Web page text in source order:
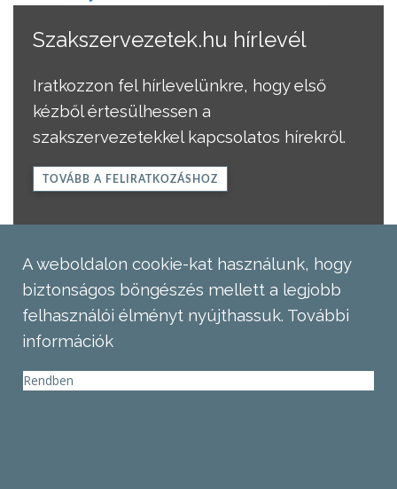
Szakszervezetek.hu hírlevél
Iratkozzon fel hírlevelünkre, hogy első
kézből értesülhessen a
szakszervezetekkel kapcsolatos hírekről.
TOVÁBB A FELIRATKOZÁSHOZ
A weboldalon cookie-kat használunk, hogy
biztonságos böngészés mellett a legjobb
felhasználói élményt nyújthassuk. További
információk
Rendben